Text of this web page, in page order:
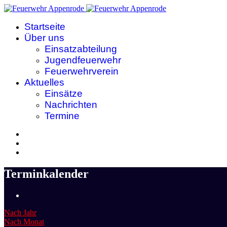
Startseite
Über uns
Einsatzabteilung
Jugendfeuerwehr
Feuerwehrverein
Aktuelles
Einsätze
Nachrichten
Termine
Terminkalender
Nach Jahr
Nach Monat